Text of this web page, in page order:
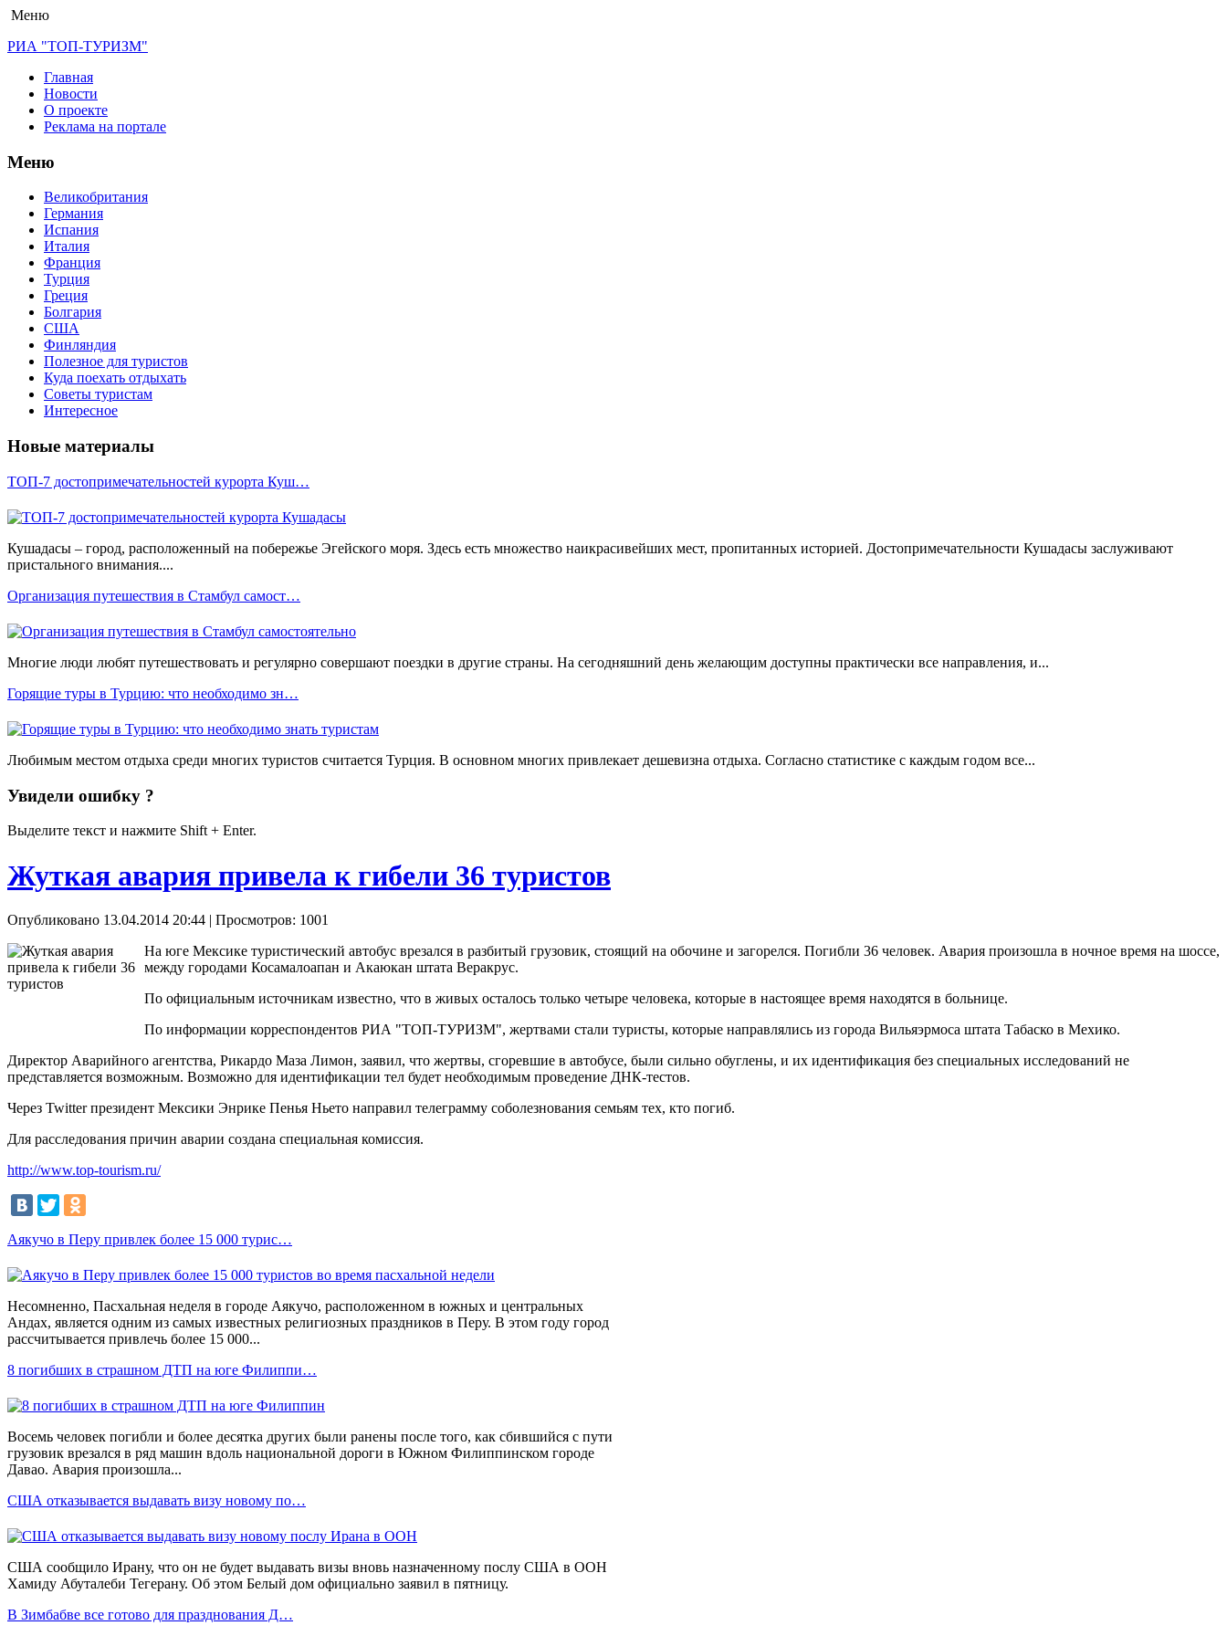
Меню
РИА "ТОП-ТУРИЗМ"
Главная
Новости
О проекте
Реклама на портале
Меню
Великобритания
Германия
Испания
Италия
Франция
Турция
Греция
Болгария
США
Финляндия
Полезное для туристов
Куда поехать отдыхать
Советы туристам
Интересное
Новые материалы
ТОП-7 достопримечательностей курорта Куш…
Кушадасы – город, расположенный на побережье Эгейского моря. Здесь есть множество наикрасивейших мест, пропитанных историей. Достопримечательности Кушадасы заслуживают
пристального внимания....
Организация путешествия в Стамбул самост…
Многие люди любят путешествовать и регулярно совершают поездки в другие страны. На сегодняшний день желающим доступны практически все направления, и...
Горящие туры в Турцию: что необходимо зн…
Любимым местом отдыха среди многих туристов считается Турция. В основном многих привлекает дешевизна отдыха. Согласно статистике с каждым годом все...
Увидели ошибку ?
Выделите текст и нажмите Shift + Enter.
Жуткая авария привела к гибели 36 туристов
Опубликовано 13.04.2014 20:44 | Просмотров: 1001
На юге Мексике туристический автобус врезался в разбитый грузовик, стоящий на обочине и загорелся. Погибли 36 человек. Авария произошла в ночное время на шоссе,
между городами Косамалоапан и Акаюкан штата Веракрус.
По официальным источникам известно, что в живых осталось только четыре человека, которые в настоящее время находятся в больнице.
По информации корреспондентов РИА "ТОП-ТУРИЗМ", жертвами стали туристы, которые направлялись из города Вильяэрмоса штата Табаско в Мехико.
Директор Аварийного агентства, Рикардо Маза Лимон, заявил, что жертвы, сгоревшие в автобусе, были сильно обуглены, и их идентификация без специальных исследований не
представляется возможным. Возможно для идентификации тел будет необходимым проведение ДНК-тестов.
Через Twitter президент Мексики Энрике Пенья Ньето направил телеграмму соболезнования семьям тех, кто погиб.
Для расследования причин аварии создана специальная комиссия.
http://www.top-tourism.ru/
Аякучо в Перу привлек более 15 000 турис…
Несомненно, Пасхальная неделя в городе Аякучо, расположенном в южных и центральных
Андах, является одним из самых известных религиозных праздников в Перу. В этом году город
рассчитывается привлечь более 15 000...
8 погибших в страшном ДТП на юге Филиппи…
Восемь человек погибли и более десятка других были ранены после того, как сбившийся с пути
грузовик врезался в ряд машин вдоль национальной дороги в Южном Филиппинском городе
Давао. Авария произошла...
США отказывается выдавать визу новому по…
США сообщило Ирану, что он не будет выдавать визы вновь назначенному послу США в ООН
Хамиду Абуталеби Тегерану. Об этом Белый дом официально заявил в пятницу.
В Зимбабве все готово для празднования Д…